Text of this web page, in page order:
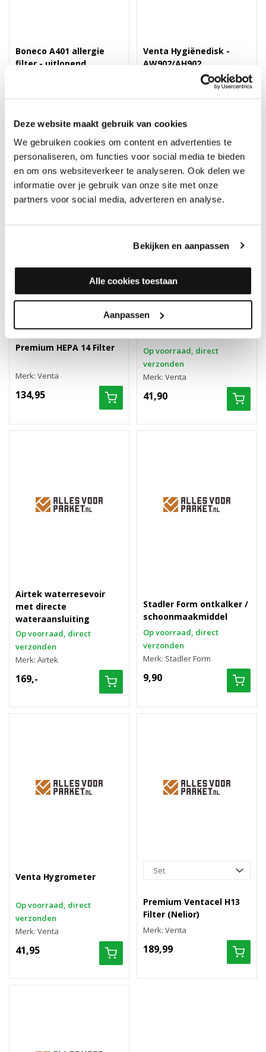
Deze website maakt gebruik van cookies
We gebruiken cookies om content en advertenties te
personaliseren, om functies voor social media te bieden
en om ons websiteverkeer te analyseren. Ook delen we
informatie over je gebruik van onze site met onze
partners voor social media, adverteren en analyse.
Bekijken en aanpassen
Alle cookies toestaan
Aanpassen
Boneco A401 allergie
filter - uitlopend
79,90 55,93
Venta Hygiënedisk -
AW902/AH902
Op voorraad, direct
137,95
Premium HEPA 14 Filter
Merk: Venta
134,95
VentaCarb Filter
Op voorraad, direct
verzonden
Merk: Venta
41,90
Airtek waterresevoir
met directe
wateraansluiting
Op voorraad, direct
verzonden
Merk: Airtek
169,-
Stadler Form ontkalker /
schoonmaakmiddel
Op voorraad, direct
verzonden
Merk: Stadler Form
9,90
Venta Hygrometer
Op voorraad, direct
verzonden
Merk: Venta
41,95
Premium Ventacel H13
Filter (Nelior)
Merk: Venta
189,99